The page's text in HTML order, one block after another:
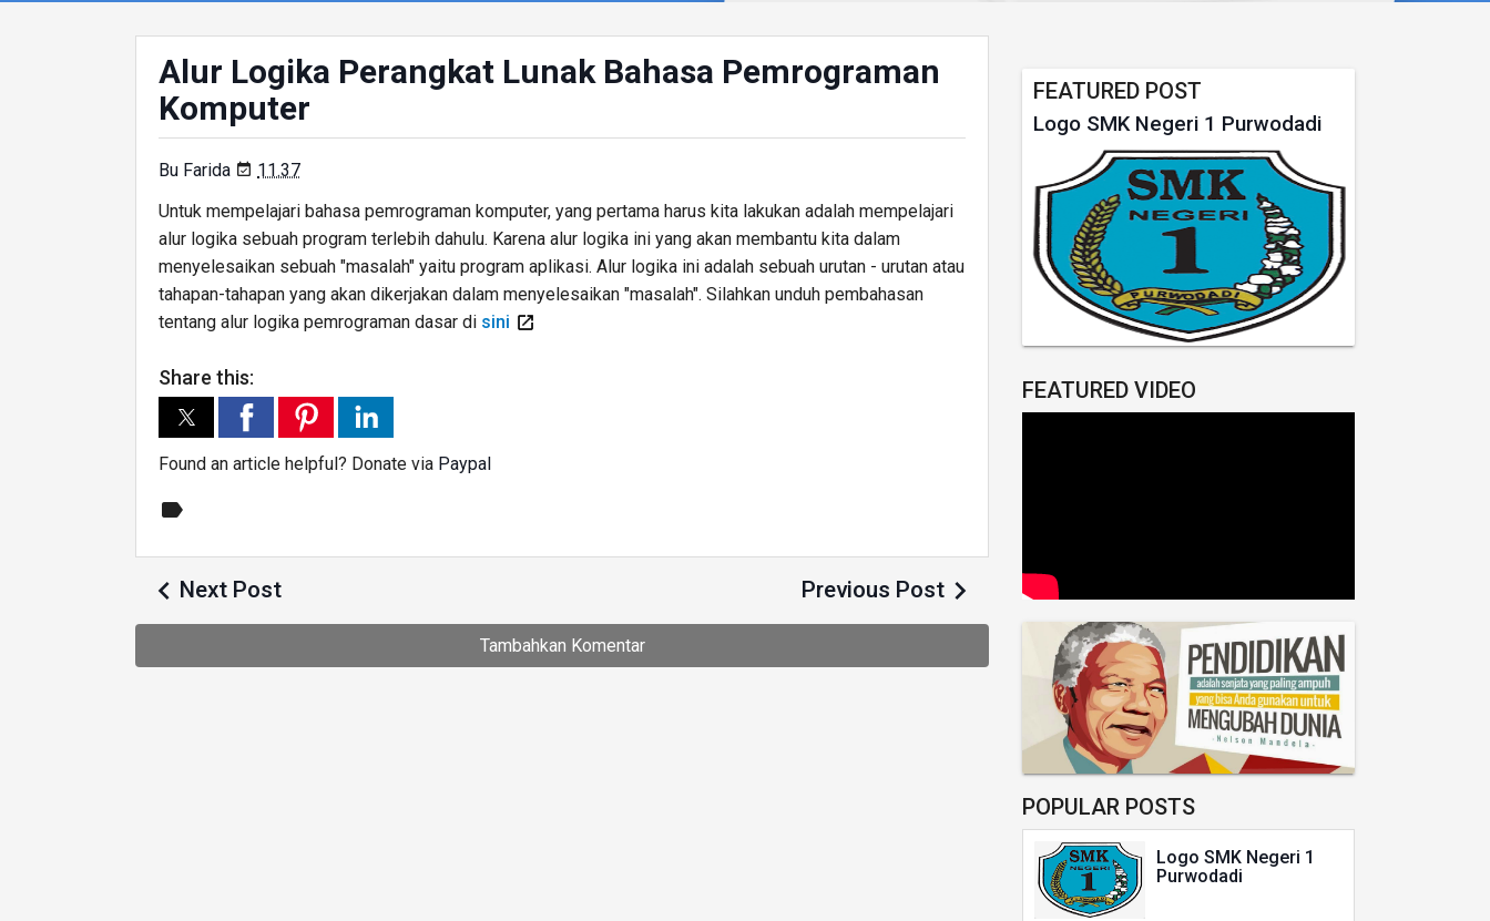
Alur Logika Perangkat Lunak Bahasa Pemrograman
Komputer
Bu Farida  11.37
Untuk mempelajari bahasa pemrograman komputer, yang pertama harus kita lakukan adalah mempelajari
alur logika sebuah program terlebih dahulu. Karena alur logika ini yang akan membantu kita dalam
menyelesaikan sebuah "masalah" yaitu program aplikasi. Alur logika ini adalah sebuah urutan - urutan atau
tahapan-tahapan yang akan dikerjakan dalam menyelesaikan "masalah". Silahkan unduh pembahasan
tentang alur logika pemrograman dasar di sini
Share this:
Found an article helpful? Donate via Paypal

Next Post
 Previous Post
Tambahkan Komentar
FEATURED POST
Logo SMK Negeri 1 Purwodadi
FEATURED VIDEO
POPULAR POSTS
Logo SMK Negeri 1
Purwodadi